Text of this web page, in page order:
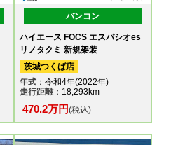
バンコン
ハイエース FOCS エスパシオes
リノタクミ 新規架装
茨城つくば店
年式：令和4年(2022年)
走行距離：18,293km
470.2万円(税込)